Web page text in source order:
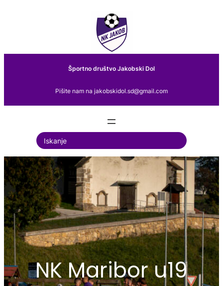
Športno društvo Jakobski Dol
Pišite nam na jakobskidol.sd@gmail.com
S
e
a
r
c
h
NK Maribor u19